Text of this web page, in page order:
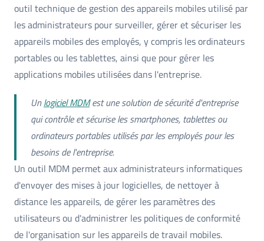
outil technique de gestion des appareils mobiles utilisé par
les administrateurs pour surveiller, gérer et sécuriser les
appareils mobiles des employés, y compris les ordinateurs
portables ou les tablettes, ainsi que pour gérer les
applications mobiles utilisées dans l'entreprise.
Unlogiciel MDMest une solution de sécurité d'entreprise
qui contrôle et sécurise les smartphones, tablettes ou
ordinateurs portables utilisés par les employés pour les
besoins de l'entreprise.
Un outil MDM permet aux administrateurs informatiques
d'envoyer des mises à jour logicielles, de nettoyer à
distance les appareils, de gérer les paramètres des
utilisateurs ou d'administrer les politiques de conformité
de l'organisation sur les appareils de travail mobiles.